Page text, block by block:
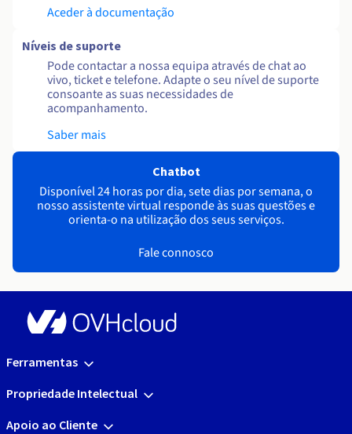
Aceder à documentação
Níveis de suporte
Pode contactar a nossa equipa através de chat ao
vivo, ticket e telefone. Adapte o seu nível de suporte
consoante as suas necessidades de
acompanhamento.
Saber mais
Chatbot
Disponível 24 horas por dia, sete dias por semana, o
nosso assistente virtual responde às suas questões e
orienta-o na utilização dos seus serviços.
Fale connosco
Ferramentas
Propriedade Intelectual
Apoio ao Cliente